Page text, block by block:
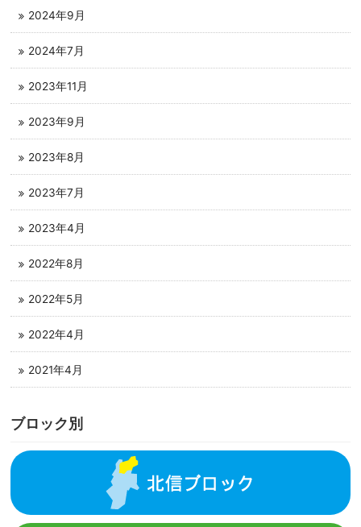
2024年9月
2024年7月
2023年11月
2023年9月
2023年8月
2023年7月
2023年4月
2022年8月
2022年5月
2022年4月
2021年4月
ブロック別